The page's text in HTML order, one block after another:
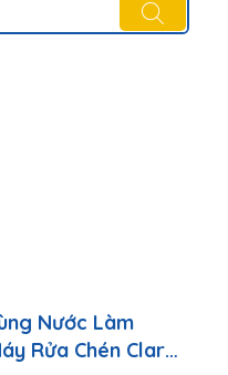
Nước Làm
Rửa Chén Clara